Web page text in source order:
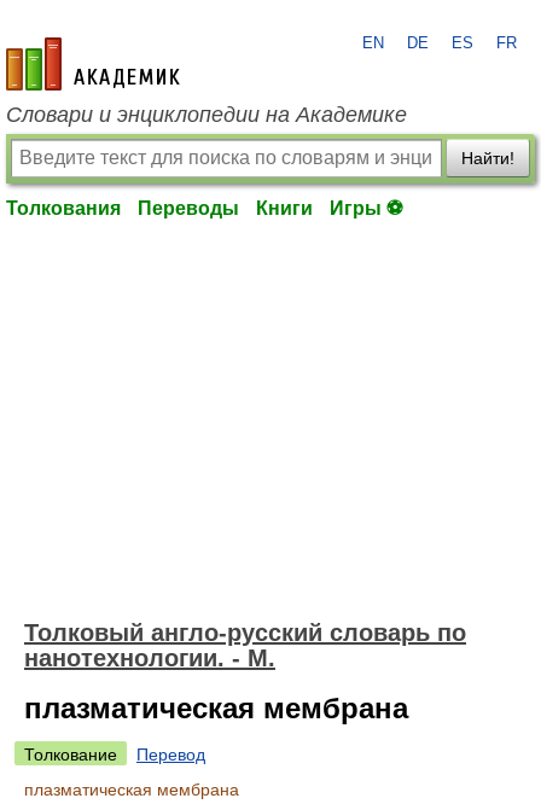
academic.ru
EN DE ES FR
Словари и энциклопедии на Академике
Найти!
Толкования Переводы Книги Игры ⚽
Толковый англо-русский словарь по
нанотехнологии. - М.
плазматическая мембрана
Толкование
Перевод
плазматическая мембрана